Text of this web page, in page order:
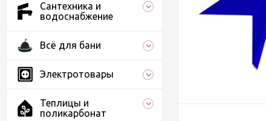
Сантехника и
водоснабжение
Всё для бани
Электротовары
Теплицы и
поликарбонат